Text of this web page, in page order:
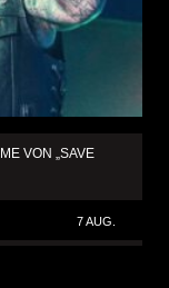
VON „SAVE
7 AUG.